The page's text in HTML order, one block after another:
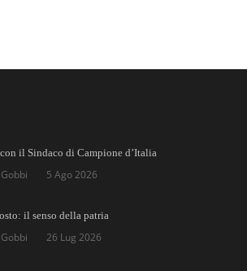
il Sindaco di Campione d’Italia
5 Ago 2026
il senso della patria
26 Lug 2026